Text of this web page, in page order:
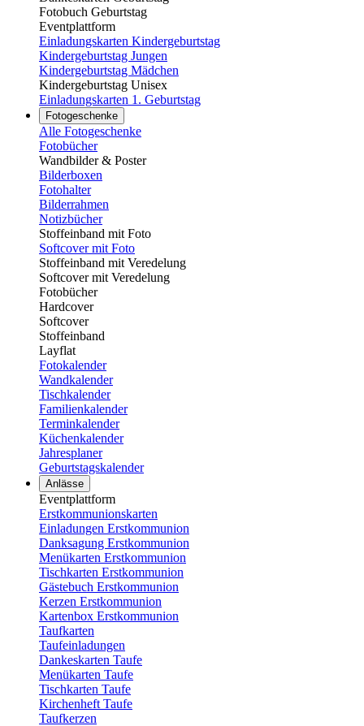
Fotobuch Geburtstag
Eventplattform
Einladungskarten Kindergeburtstag
Kindergeburtstag Jungen
Kindergeburtstag Mädchen
Kindergeburtstag Unisex
Einladungskarten 1. Geburtstag
Fotogeschenke
Alle Fotogeschenke
Fotobücher
Wandbilder & Poster
Bilderboxen
Fotohalter
Bilderrahmen
Notizbücher
Stoffeinband mit Foto
Softcover mit Foto
Stoffeinband mit Veredelung
Softcover mit Veredelung
Fotobücher
Hardcover
Softcover
Stoffeinband
Layflat
Fotokalender
Wandkalender
Tischkalender
Familienkalender
Terminkalender
Küchenkalender
Jahresplaner
Geburtstagskalender
Anlässe
Eventplattform
Erstkommunionskarten
Einladungen Erstkommunion
Danksagung Erstkommunion
Menükarten Erstkommunion
Tischkarten Erstkommunion
Gästebuch Erstkommunion
Kerzen Erstkommunion
Kartenbox Erstkommunion
Taufkarten
Taufeinladungen
Dankeskarten Taufe
Menükarten Taufe
Tischkarten Taufe
Kirchenheft Taufe
Taufkerzen